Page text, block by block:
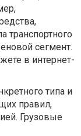
транспортного
сегмент.
в интернет-
типа и
правил,
Грузовые